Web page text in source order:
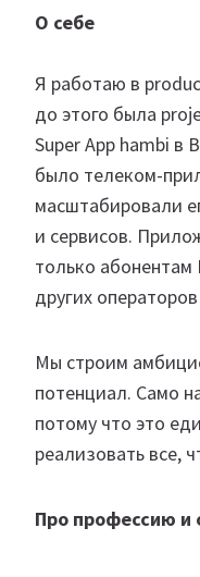
О себе
Я работаю в
до этого была
Super App hambi в
было телеком-
масштабировали
и сервисов.
только абонентам
других
Мы строим
потенциал. Само
потому что это
реализовать все,
Про профессию и